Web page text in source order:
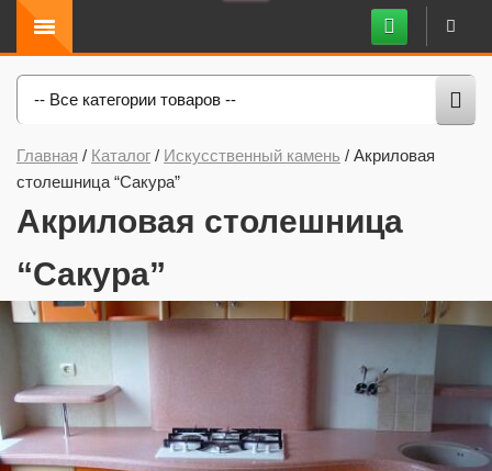
-- Все категории товаров --
Главная / Каталог / Искусственный камень / Акриловая
столешница “Сакура”
Акриловая столешница
“Сакура”